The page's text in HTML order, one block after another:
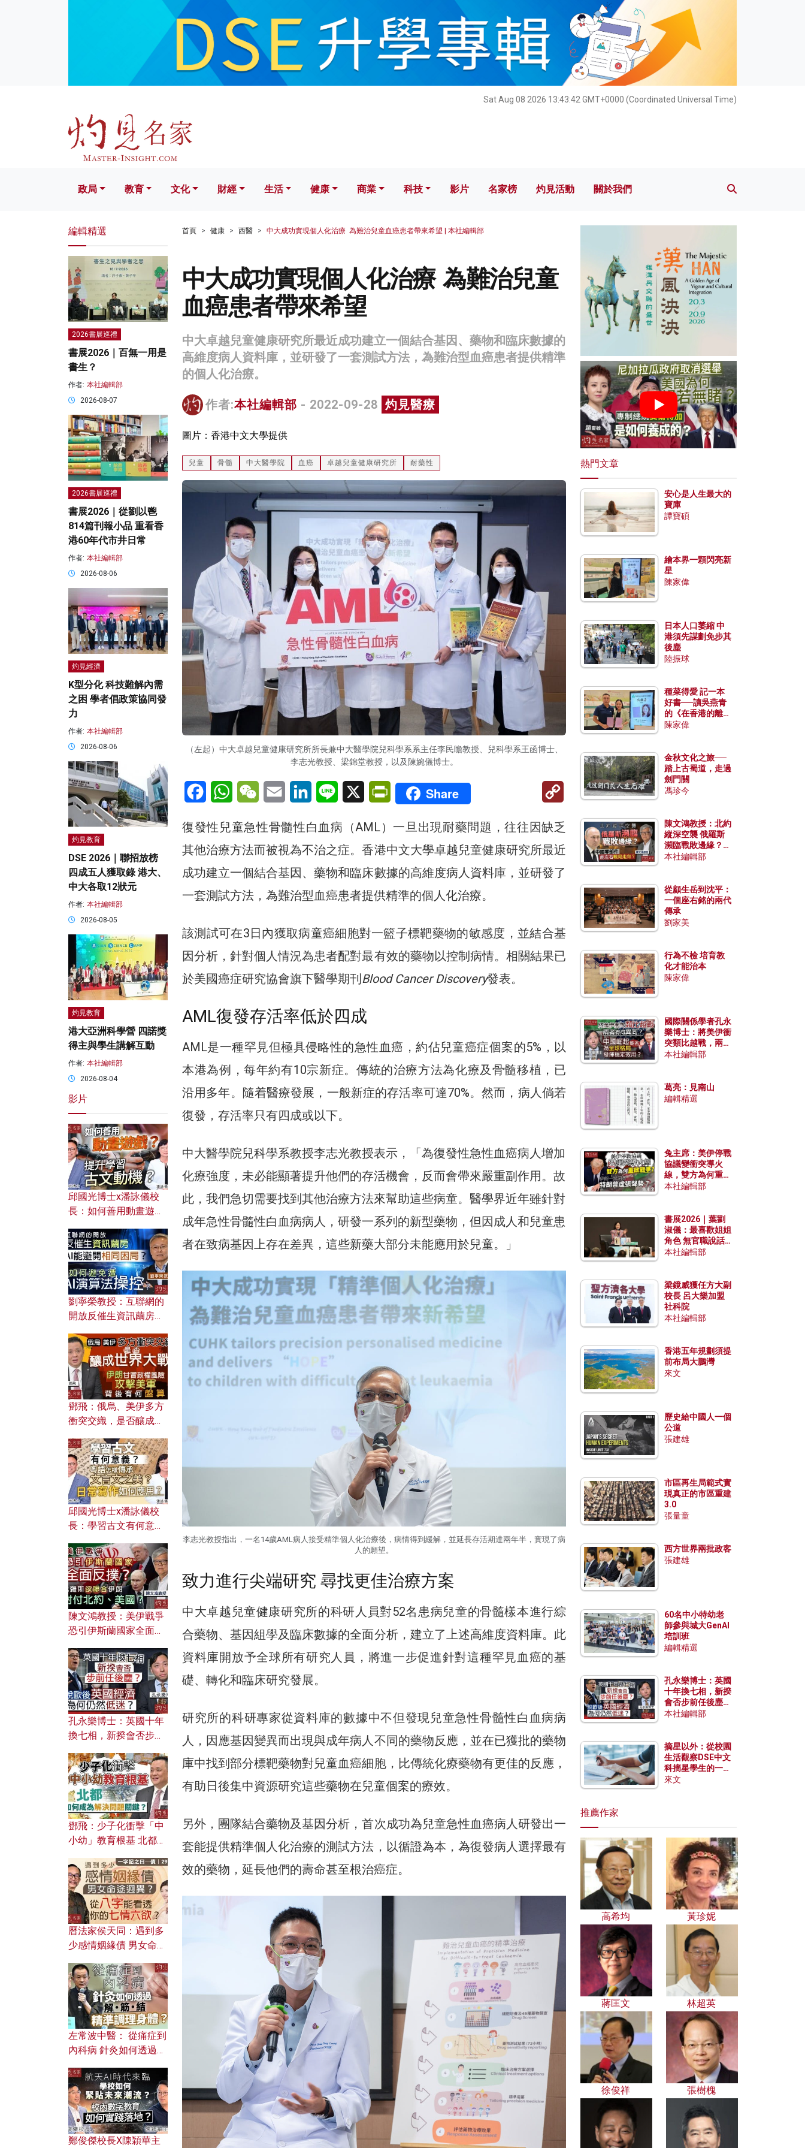
Sat Aug 08 2026 13:43:43 GMT+0000 (Coordinated Universal Time)
文化 財經 生活 健康 科技 影片 名家榜 灼見活動 關於我們
政局 教育 文化 財經 生活 健康 商業 科技 影片 名家榜 灼見活動 關於我們
首頁 健康 西醫 中大成功實現個人化治療 為難治兒童血癌患者帶來希望 | 本社編輯部
中大成功實現個人化治療 為難治兒童
血癌患者帶來希望
中大卓越兒童健康研究所最近成功建立一個結合基因、藥物和臨床數據的
高維度病人資料庫，並研發了一套測試方法，為難治型血癌患者提供精準
的個人化治療。
作者:本社編輯部 - 2022-09-28 灼見醫療
圖片：香港中文大學提供
兒童 骨髓 中大醫學院 血癌 卓越兒童健康研究所 耐藥性
（左起）中大卓越兒童健康研究所所長兼中大醫學院兒科學系系主任李民瞻教授、兒科學系王函博士、
李志光教授、梁錦堂教授，以及陳婉儀博士。
FacebookWhatsAppWeChatEmail LinkedInLine X PrintFriendly
Share
Copy
Link
復發性兒童急性骨髓性白血病（AML）一旦出現耐藥問題，往往因缺乏
其他治療方法而被視為不治之症。香港中文大學卓越兒童健康研究所最近
成功建立一個結合基因、藥物和臨床數據的高維度病人資料庫，並研發了
一套測試方法，為難治型血癌患者提供精準的個人化治療。
該測試可在3日內獲取病童癌細胞對一籃子標靶藥物的敏感度，並結合基
因分析，針對個人情況為患者配對最有效的藥物以控制病情。相關結果已
於美國癌症研究協會旗下醫學期刊Blood Cancer Discovery發表。
AML復發存活率低於四成
AML是一種罕見但極具侵略性的急性血癌，約佔兒童癌症個案的5%，以
本港為例，每年約有10宗新症。傳統的治療方法為化療及骨髓移植，已
沿用多年。隨着醫療發展，一般新症的存活率可達70%。然而，病人倘若
復發，存活率只有四成或以下。
中大醫學院兒科學系教授李志光教授表示，「為復發性急性血癌病人增加
化療強度，未必能顯著提升他們的存活機會，反而會帶來嚴重副作用。故
此，我們急切需要找到其他治療方法來幫助這些病童。醫學界近年雖針對
成年急性骨髓性白血病病人，研發一系列的新型藥物，但因成人和兒童患
者在致病基因上存在差異，這些新藥大部分未能應用於兒童。」
李志光教授指出，一名14歲AML病人接受精準個人化治療後，病情得到緩解，並延長存活期達兩年半，實現了病
人的願望。
致力進行尖端研究 尋找更佳治療方案
中大卓越兒童健康研究所的科研人員對52名患病兒童的骨髓樣本進行綜
合藥物、基因組學及臨床數據的全面分析，建立了上述高維度資料庫。此
資料庫開放予全球所有研究人員，將進一步促進針對這種罕見血癌的基
礎、轉化和臨床研究發展。
研究所的科研專家從資料庫的數據中不但發現兒童急性骨髓性白血病病
人，因應基因變異而出現與成年病人不同的藥物反應，並在已獲批的藥物
庫中找到部分標靶藥物對兒童血癌細胞，比傳統化療藥物有更佳的反應，
有助日後集中資源研究這些藥物在兒童個案的療效。
另外，團隊結合藥物及基因分析，首次成功為兒童急性血癌病人研發出一
套能提供精準個人化治療的測試方法，以循證為本，為復發病人選擇最有
效的藥物，延長他們的壽命甚至根治癌症。
編輯精選
2026書展巡禮
書展2026｜百無一用是
書生？
作者: 本社編輯部
2026-08-07
2026書展巡禮
書展2026｜從劉以鬯
814篇刊報小品 重看香
港60年代市井日常
作者: 本社編輯部
2026-08-06
灼見經濟
K型分化 科技難解內需
之困 學者倡政策協同發
力
作者: 本社編輯部
2026-08-06
灼見教育
DSE 2026｜聯招放榜
四成五人獲取錄 港大、
中大各取12狀元
作者: 本社編輯部
2026-08-05
灼見教育
港大亞洲科學營 四諾獎
得主與學生講解互動
作者: 本社編輯部
2026-08-04
影片
邱國光博士x潘詠儀校
長：如何善用動畫遊戲
劉寧榮教授：互聯網的
開放反催生資訊繭房，
何避免遭AI演算法操
控？
鄧飛：俄烏、美伊多方
衝突交織，是否釀成世
風險攻擊美軍，背後有
何盤算？
邱國光博士x潘詠儀校
長：學習古文有何意
文之美？ 日常寫作如何
應用？
陳文鴻教授：美伊戰爭
恐引伊斯蘭國家全面反
對付北約美國？
孔永樂博士：英國十年
換七相，新揆會否步前
濟為何仍然低迷？
鄧飛：少子化衝擊「中
小幼」教育根基 北都如
曆法家侯天同：遇到多
少感情姻緣債 男女命途
的七情六欲？
左常波中醫： 從痛症到
內科病 針灸如何透過解
鄭俊傑校長X陳穎華主
熱門文章
安心是人生最大的
寶庫
譚寶碩
繪本界一顆閃亮新
星
陳家偉
日本人口萎縮 中
港須先謀劃免步其
後塵
陸振球
種菜得愛 記一本
好書──讀吳燕青
的《在香港的離島
種菜》
陳家偉
金秋文化之旅──
踏上古蜀道，走過
劍門關
馮珍今
陳文鴻教授：北約
縱深空襲 俄羅斯
瀕臨戰敗邊緣？中
國零部件能左右戰
本社編輯部
從顧生岳到沈平：
一個座右銘的兩代
傳承
劉家美
行為不檢 培育教
化才能治本
陳家偉
國際關係學者孔永
樂博士：將美伊衝
突類比越戰，兩者
有何異同？中國崛
本社編輯部
葛亮：見南山
編輯精選
兔主席：美伊停戰
協議變衝突導火
線，雙方為何重啟
戰爭？伊朗一早洞
本社編輯部
書展2026｜葉劉
淑儀：最喜歡姐姐
角色 無官職說話
包袱少
本社編輯部
梁鏡威獲任方大副
校長 呂大樂加盟
社科院
本社編輯部
香港五年規劃須提
前布局大鵬灣
來文
歷史給中國人一個
公道
張建雄
市區再生局範式實
現真正的市區重建
3.0
張量童
西方世界兩批政客
張建雄
60名中小特幼老
師參與城大GenAI
培訓班
編輯精選
孔永樂博士：英國
十年換七相，新揆
會否步前任後塵？
脫歐後英國經濟為
本社編輯部
摘星以外：從校園
生活觀察DSE中文
科摘星學生的一點
特質
來文
推薦作家
高希均 黃珍妮
蔣匡文 林超英
徐俊祥 張樹槐